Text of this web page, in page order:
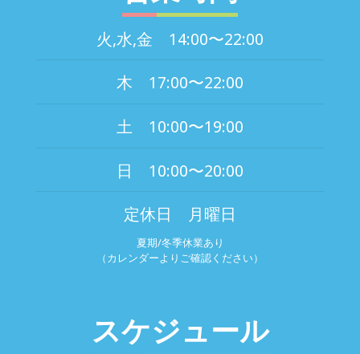
火,水,金 14:00〜22:00
木 17:00〜22:00
土 10:00〜19:00
日 10:00〜20:00
定休日 月曜日
夏期/冬季休業あり
（カレンダーよりご確認ください）
スケジュール